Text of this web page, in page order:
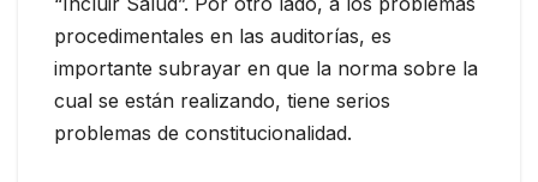
procedimentales en las auditorías, es
importante subrayar en que la norma sobre la
cual se están realizando, tiene serios
problemas de constitucionalidad.